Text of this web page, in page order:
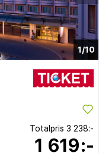
1/10
Totalpris 3 238:-
1 619:-